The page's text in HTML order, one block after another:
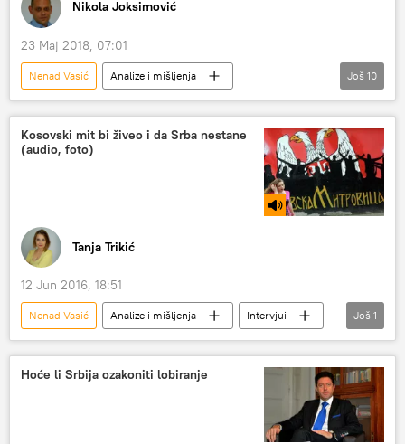
Nikola Joksimović
23 Maj 2018, 07:01
Nenad Vasić
Analize i mišljenja
Komentari i Analitika
Srbija
Ivica Dačić
izjava Ivice Dačića o potrebi da Srbija ima lobistu u SAD
predsednička administracija
Stejt department
Još 10
Kosovski mit bi živeo i da Srba nestane
(audio, foto)
Tanja Trikić
12 Jun 2016, 18:51
Nenad Vasić Analize i mišljenja
Intervjui
Aleksandar Ilić
Još 1
Hoće li Srbija ozakoniti lobiranje